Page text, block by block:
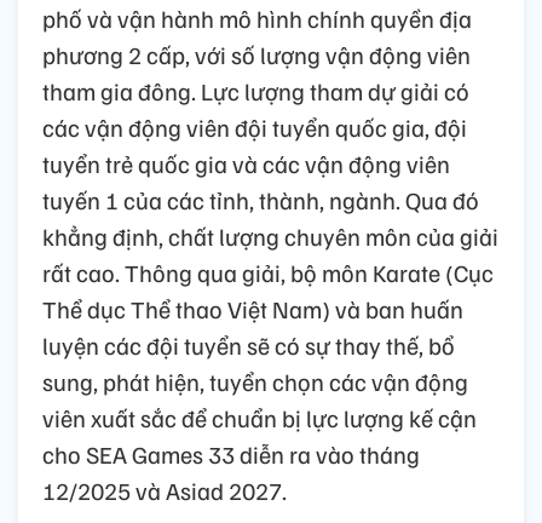
phố và vận hành mô hình chính quyền địa
phương 2 cấp, với số lượng vận động viên
tham gia đông. Lực lượng tham dự giải có
các vận động viên đội tuyển quốc gia, đội
tuyển trẻ quốc gia và các vận động viên
tuyến 1 của các tỉnh, thành, ngành. Qua đó
khẳng định, chất lượng chuyên môn của giải
rất cao. Thông qua giải, bộ môn Karate (Cục
Thể dục Thể thao Việt Nam) và ban huấn
luyện các đội tuyển sẽ có sự thay thế, bổ
sung, phát hiện, tuyển chọn các vận động
viên xuất sắc để chuẩn bị lực lượng kế cận
cho SEA Games 33 diễn ra vào tháng
12/2025 và Asiad 2027.